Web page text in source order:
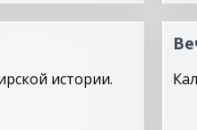
истории.